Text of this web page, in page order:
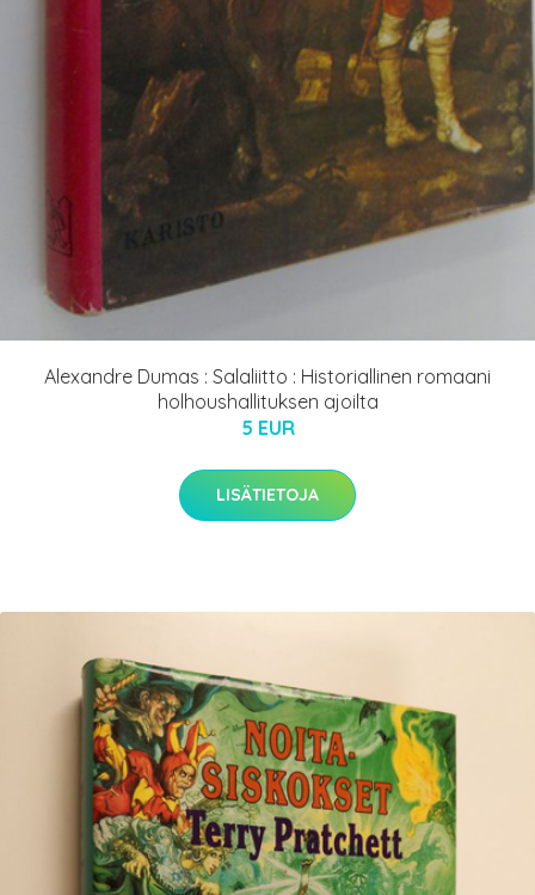
Alexandre Dumas : Salaliitto : Historiallinen romaani
holhoushallituksen ajoilta
5 EUR
LISÄTIETOJA